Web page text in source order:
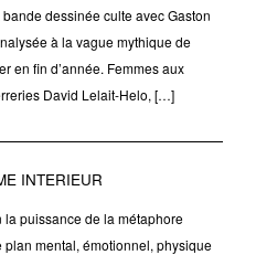
dessinée culte avec Gaston
à la vague mythique de
en fin d’année. Femmes aux
David Lelait-Helo, […]
INTERIEUR
la puissance de la métaphore
mental, émotionnel, physique